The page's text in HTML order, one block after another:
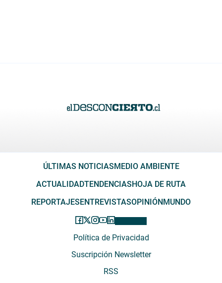
ÚLTIMAS NOTICIASMEDIO AMBIENTE
ACTUALIDADTENDENCIASHOJA DE RUTA
REPORTAJESENTREVISTASOPINIÓNMUNDO
Política de Privacidad
Suscripción Newsletter
RSS